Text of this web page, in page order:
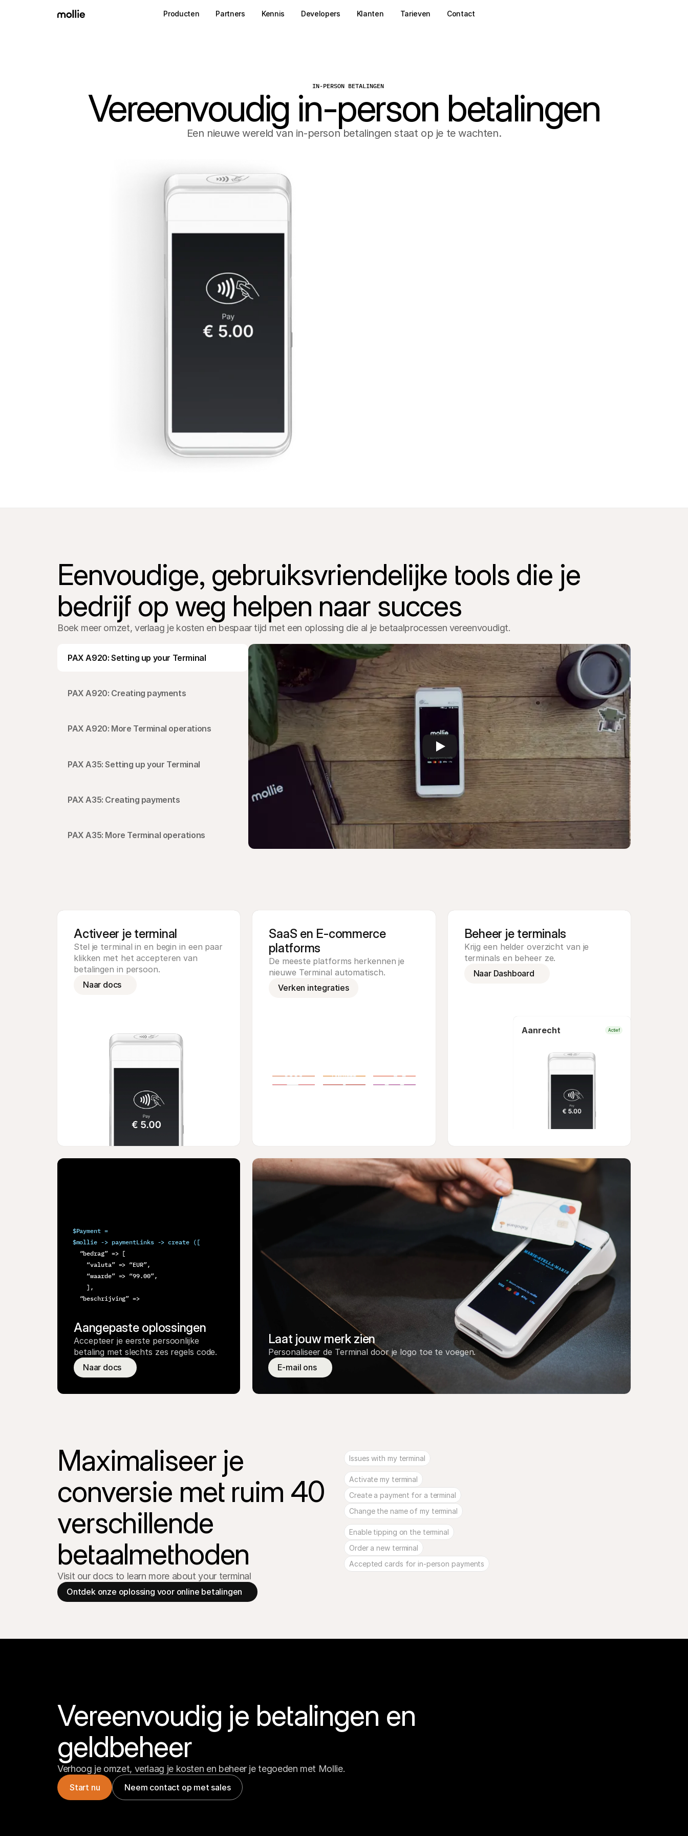
IN-PERSON BETALINGEN
Vereenvoudig in-person betalingen
Een nieuwe wereld van in-person betalingen staat op je te wachten.
Eenvoudige, gebruiksvriendelijke tools die je
bedrijf op weg helpen naar succes
Boek meer omzet, verlaag je kosten en bespaar tijd met een oplossing die al je betaalprocessen vereenvoudigt.
PAX A920: Setting up your Terminal
PAX A920: Creating payments
PAX A920: More Terminal operations
PAX A35: Setting up your Terminal
PAX A35: Creating payments
PAX A35: More Terminal operations
Activeer je terminal
Stel je terminal in en begin in een paar
klikken met het accepteren van
betalingen in persoon.
Naar docs
SaaS en E-commerce
platforms
De meeste platforms herkennen je
nieuwe Terminal automatisch.
Verken integraties
Beheer je terminals
Krijg een helder overzicht van je
terminals en beheer ze.
Naar Dashboard
Aanrecht Actief
$Payment =
$mollie -> paymentLinks -> create ([
  “bedrag” => [
    “valuta” => “EUR”,
    “waarde” => “99.00”,
    ],
  “beschrijving” =>
Aangepaste oplossingen
Accepteer je eerste persoonlijke
betaling met slechts zes regels code.
Naar docs
Laat jouw merk zien
Personaliseer de Terminal door je logo toe te voegen.
E-mail ons
Maximaliseer je
conversie met ruim 40
verschillende
betaalmethoden
Visit our docs to learn more about your terminal
Ontdek onze oplossing voor online betalingen
Issues with my terminal
Activate my terminal
Create a payment for a terminal
Change the name of my terminal
Enable tipping on the terminal
Order a new terminal
Accepted cards for in-person payments
Vereenvoudig je betalingen en
geldbeheer
Verhoog je omzet, verlaag je kosten en beheer je tegoeden met Mollie.
Start nu Neem contact op met sales
Producten Partners Kennis Developers Klanten Tarieven Contact